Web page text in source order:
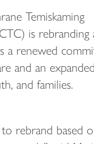
Temiskaming
is rebranding
a renewed
and an
and families.
rebrand based